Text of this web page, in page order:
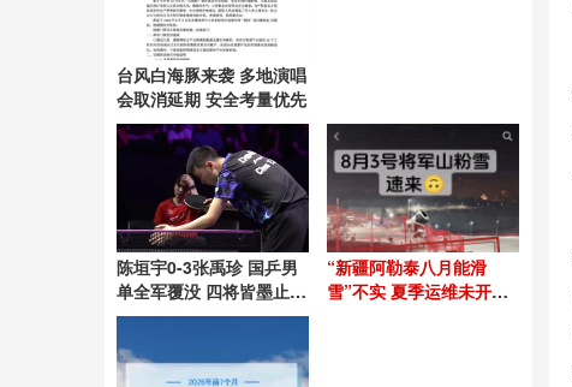
台风白海豚来袭 多地演唱
会取消延期 安全考量优先
陈垣宇0-3张禹珍 国乒男
单全军覆没 四将皆墨止步
横滨
“新疆阿勒泰八月能滑
雪”不实 夏季运维未开放